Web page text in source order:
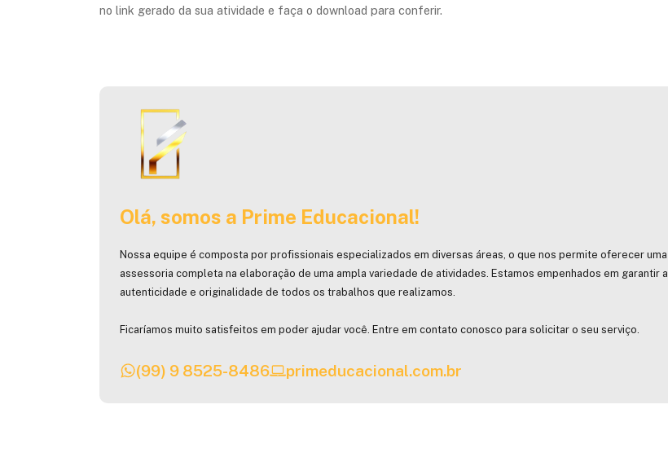
no link gerado da sua atividade e faça o download para conferir.
Olá, somos a Prime Educacional!
Nossa equipe é composta por profissionais especializados em diversas áreas, o que nos permite oferecer uma
assessoria completa na elaboração de uma ampla variedade de atividades. Estamos empenhados em garantir a
autenticidade e originalidade de todos os trabalhos que realizamos.
Ficaríamos muito satisfeitos em poder ajudar você. Entre em contato conosco para solicitar o seu serviço.
(99) 9 8525-8486 primeducacional.com.br